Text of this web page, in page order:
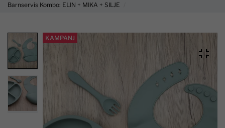
Barnservis Kombo: ELIN + MIKA + SILJE
KAMPANJ